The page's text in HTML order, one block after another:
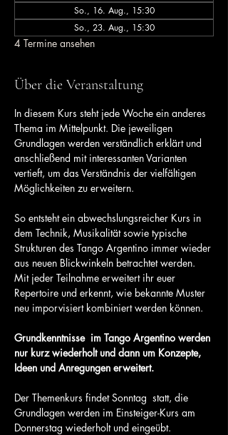
So., 16. Aug., 15:30
So., 23. Aug., 15:30
4 Termine ansehen
Über die Veranstaltung
In diesem Kurs steht jede Woche ein anderes
Thema im Mittelpunkt. Die jeweiligen
Grundlagen werden verständlich erklärt und
anschließend mit interessanten Varianten
vertieft, um das Verständnis der vielfältigen
Möglichkeiten zu erweitern.
So entsteht ein abwechslungsreicher Kurs in
dem Technik, Musikalität sowie typische
Strukturen des Tango Argentino immer wieder
aus neuen Blickwinkeln betrachtet werden.
Mit jeder Teilnahme erweitert ihr euer
Repertoire und erkennt, wie bekannte Muster
neu imporvisiert kombiniert werden können.
Grundkenntnisse  im Tango Argentino werden
nur kurz wiederholt und dann um Konzepte,
Ideen und Anregungen erweitert.
Der Themenkurs findet Sonntag  statt, die
Grundlagen werden im Einsteiger-Kurs am
Donnerstag wiederholt und eingeübt.